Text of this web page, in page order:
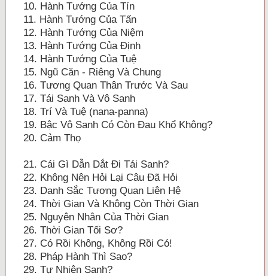
10. Hành Tướng Của Tín
11. Hành Tướng Của Tấn
12. Hành Tướng Của Niệm
13. Hành Tướng Của Định
14. Hành Tướng Của Tuệ
15. Ngũ Căn - Riêng Và Chung
16. Tương Quan Thân Trước Và Sau
17. Tái Sanh Và Vô Sanh
18. Trí Và Tuệ (nana-panna)
19. Bậc Vô Sanh Có Còn Đau Khổ Không?
20. Cảm Thọ
21. Cái Gì Dẫn Dắt Đi Tái Sanh?
22. Không Nên Hỏi Lại Câu Đã Hỏi
23. Danh Sắc Tương Quan Liên Hệ
24. Thời Gian Và Không Còn Thời Gian
25. Nguyên Nhân Của Thời Gian
26. Thời Gian Tối Sơ?
27. Có Rồi Không, Không Rồi Có!
28. Pháp Hành Thì Sao?
29. Tự Nhiên Sanh?